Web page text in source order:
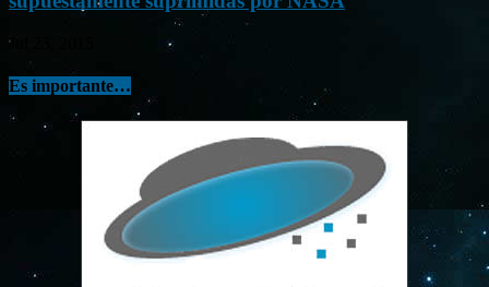
Jul 23, 2015
Es importante…